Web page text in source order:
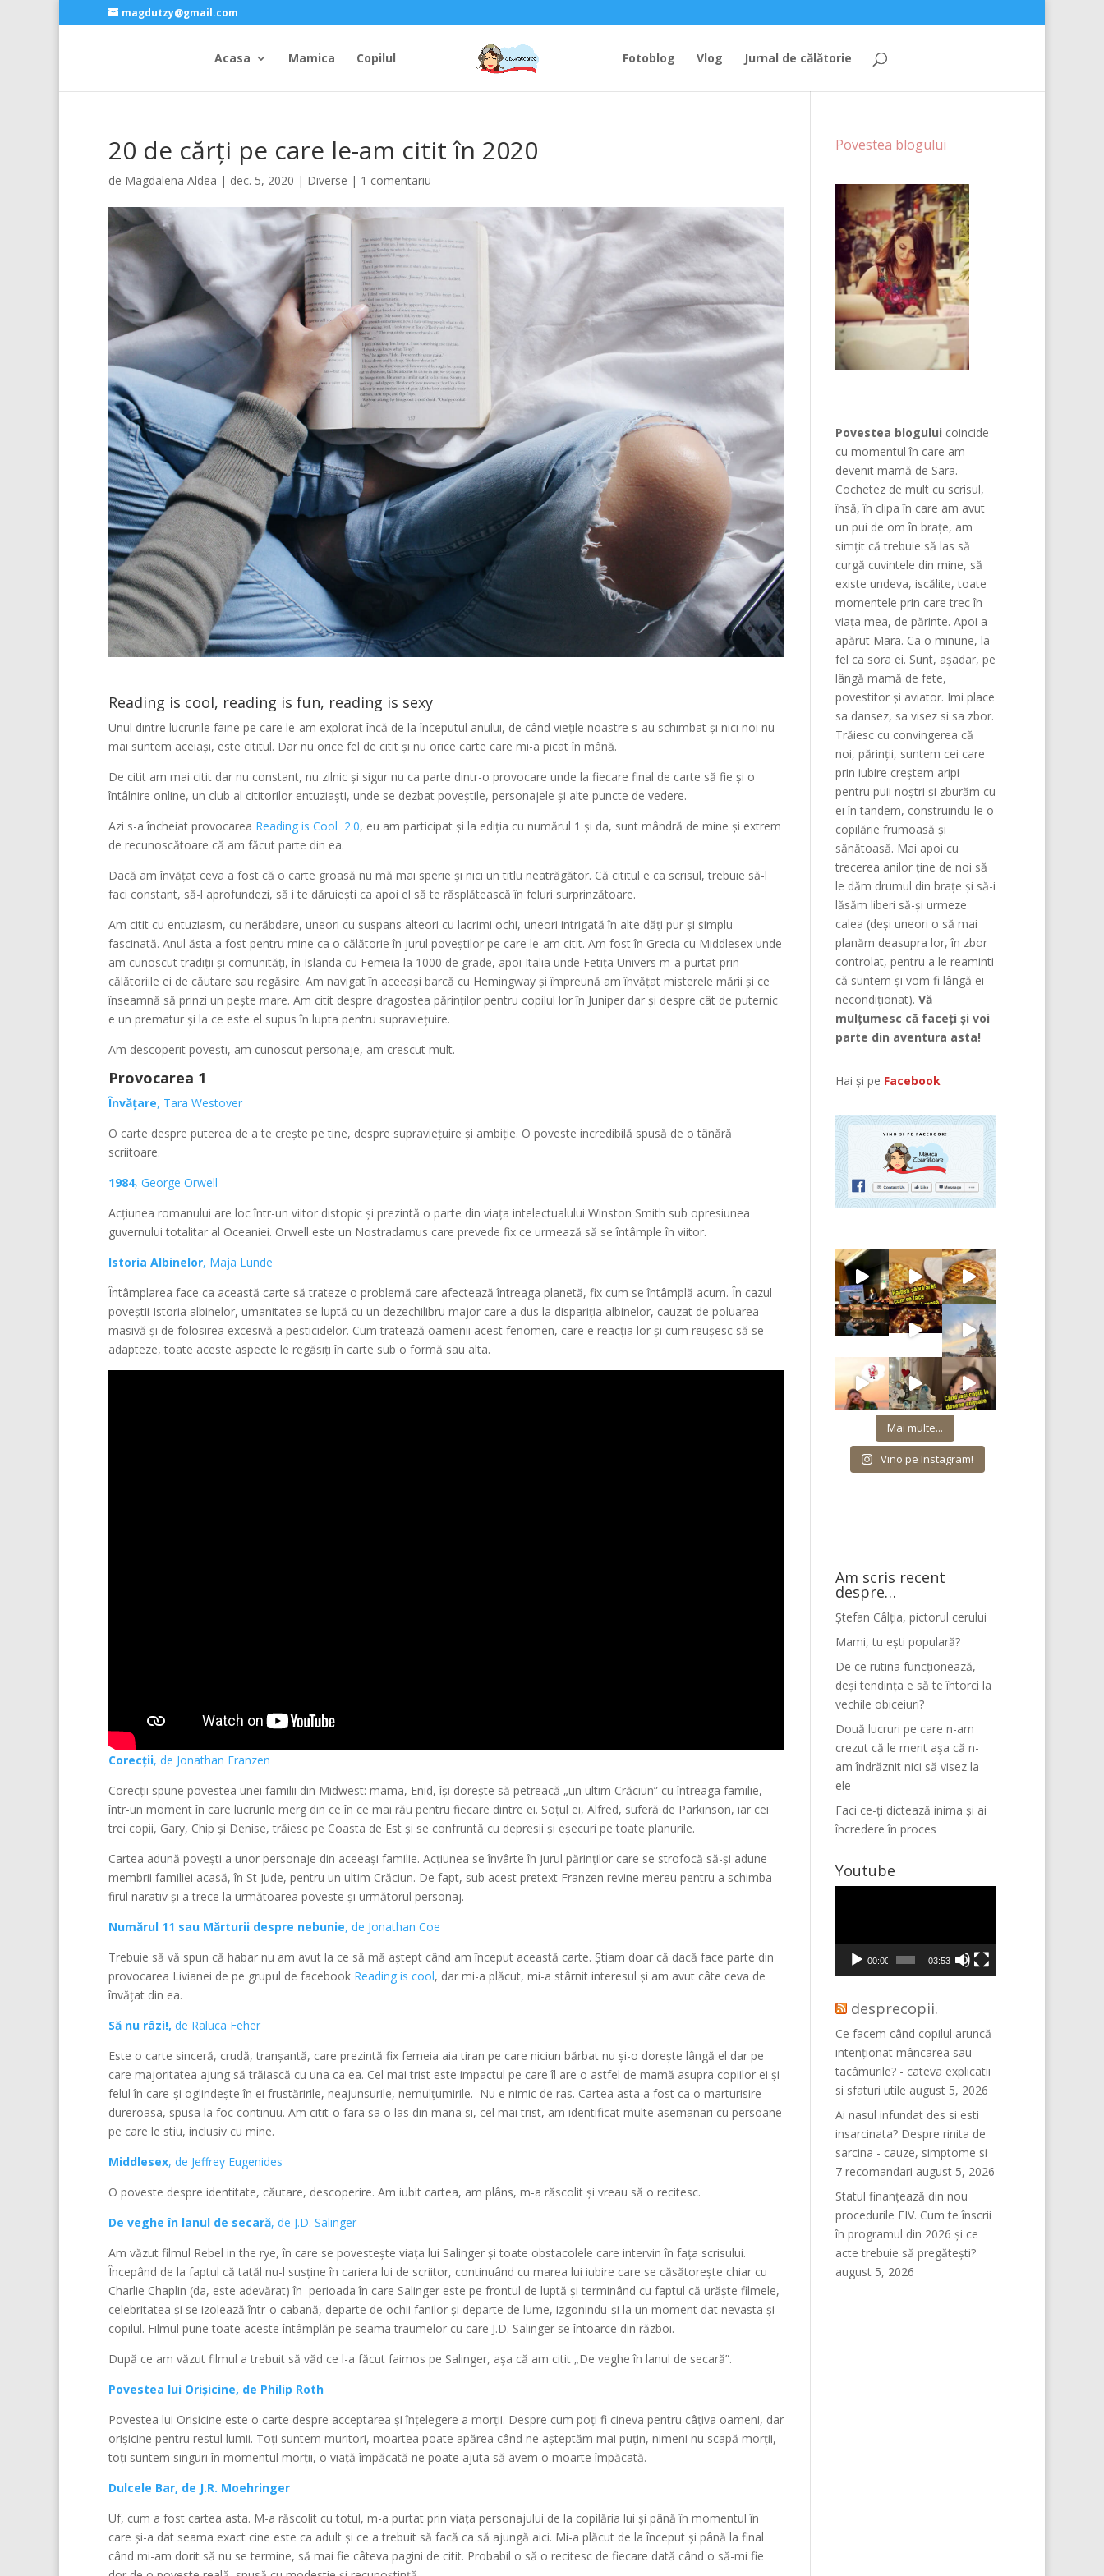
magdutzy@gmail.com
Acasa Mamica Copilul Fotoblog Vlog Jurnal de călătorie
20 de cărți pe care le-am citit în 2020
de Magdalena Aldea | dec. 5, 2020 | Diverse | 1 comentariu
Reading is cool, reading is fun, reading is sexy
Unul dintre lucrurile faine pe care le-am explorat încă de la începutul anului, de când viețile noastre s-au schimbat și nici noi nu
mai suntem aceiași, este cititul. Dar nu orice fel de citit și nu orice carte care mi-a picat în mână.
De citit am mai citit dar nu constant, nu zilnic și sigur nu ca parte dintr-o provocare unde la fiecare final de carte să fie și o
întâlnire online, un club al cititorilor entuziaști, unde se dezbat poveștile, personajele și alte puncte de vedere.
Azi s-a încheiat provocarea Reading is Cool 2.0, eu am participat și la ediția cu numărul 1 și da, sunt mândră de mine și extrem
de recunoscătoare că am făcut parte din ea.
Dacă am învățat ceva a fost că o carte groasă nu mă mai sperie și nici un titlu neatrăgător. Că cititul e ca scrisul, trebuie să-l
faci constant, să-l aprofundezi, să i te dăruiești ca apoi el să te răsplătească în feluri surprinzătoare.
Am citit cu entuziasm, cu nerăbdare, uneori cu suspans alteori cu lacrimi ochi, uneori intrigată în alte dăți pur și simplu
fascinată. Anul ăsta a fost pentru mine ca o călătorie în jurul poveștilor pe care le-am citit. Am fost în Grecia cu Middlesex unde
am cunoscut tradiții și comunități, în Islanda cu Femeia la 1000 de grade, apoi Italia unde Fetița Univers m-a purtat prin
călătoriile ei de căutare sau regăsire. Am navigat în aceeași barcă cu Hemingway și împreună am învățat misterele mării și ce
înseamnă să prinzi un pește mare. Am citit despre dragostea părinților pentru copilul lor în Juniper dar și despre cât de puternic
e un prematur și la ce este el supus în lupta pentru supraviețuire.
Am descoperit povești, am cunoscut personaje, am crescut mult.
Provocarea 1
Învățare, Tara Westover
O carte despre puterea de a te crește pe tine, despre supraviețuire și ambiție. O poveste incredibilă spusă de o tânără
scriitoare.
1984, George Orwell
Acțiunea romanului are loc într-un viitor distopic și prezintă o parte din viața intelectualului Winston Smith sub opresiunea
guvernului totalitar al Oceaniei. Orwell este un Nostradamus care prevede fix ce urmează să se întâmple în viitor.
Istoria Albinelor, Maja Lunde
Întâmplarea face ca această carte să trateze o problemă care afectează întreaga planetă, fix cum se întâmplă acum. În cazul
poveștii Istoria albinelor, umanitatea se luptă cu un dezechilibru major care a dus la dispariția albinelor, cauzat de poluarea
masivă și de folosirea excesivă a pesticidelor. Cum tratează oamenii acest fenomen, care e reacția lor și cum reușesc să se
adapteze, toate aceste aspecte le regăsiți în carte sub o formă sau alta.
Corecții, de Jonathan Franzen
Corecții spune povestea unei familii din Midwest: mama, Enid, își dorește să petreacă „un ultim Crăciun” cu întreaga familie,
într-un moment în care lucrurile merg din ce în ce mai rău pentru fiecare dintre ei. Soțul ei, Alfred, suferă de Parkinson, iar cei
trei copii, Gary, Chip și Denise, trăiesc pe Coasta de Est și se confruntă cu depresii și eșecuri pe toate planurile.
Cartea adună povești a unor personaje din aceeași familie. Acțiunea se învârte în jurul părinților care se strofocă să-și adune
membrii familiei acasă, în St Jude, pentru un ultim Crăciun. De fapt, sub acest pretext Franzen revine mereu pentru a schimba
firul narativ și a trece la următoarea poveste și următorul personaj.
Numărul 11 sau Mărturii despre nebunie, de Jonathan Coe
Trebuie să vă spun că habar nu am avut la ce să mă aștept când am început această carte. Știam doar că dacă face parte din
provocarea Livianei de pe grupul de facebook Reading is cool, dar mi-a plăcut, mi-a stârnit interesul și am avut câte ceva de
învățat din ea.
Să nu râzi!, de Raluca Feher
Este o carte sinceră, crudă, tranșantă, care prezintă fix femeia aia tiran pe care niciun bărbat nu și-o dorește lângă el dar pe
care majoritatea ajung să trăiască cu una ca ea. Cel mai trist este impactul pe care îl are o astfel de mamă asupra copiilor ei și
felul în care-și oglindește în ei frustăririle, neajunsurile, nemulțumirile. Nu e nimic de ras. Cartea asta a fost ca o marturisire
dureroasa, spusa la foc continuu. Am citit-o fara sa o las din mana si, cel mai trist, am identificat multe asemanari cu persoane
pe care le stiu, inclusiv cu mine.
Middlesex, de Jeffrey Eugenides
O poveste despre identitate, căutare, descoperire. Am iubit cartea, am plâns, m-a răscolit și vreau să o recitesc.
De veghe în lanul de secară, de J.D. Salinger
Am văzut filmul Rebel in the rye, în care se povestește viața lui Salinger și toate obstacolele care intervin în fața scrisului.
Începând de la faptul că tatăl nu-l susține în cariera lui de scriitor, continuând cu marea lui iubire care se căsătorește chiar cu
Charlie Chaplin (da, este adevărat) în perioada în care Salinger este pe frontul de luptă și terminând cu faptul că urăște filmele,
celebritatea și se izolează într-o cabană, departe de ochii fanilor și departe de lume, izgonindu-și la un moment dat nevasta și
copilul. Filmul pune toate aceste întâmplări pe seama traumelor cu care J.D. Salinger se întoarce din război.
După ce am văzut filmul a trebuit să văd ce l-a făcut faimos pe Salinger, așa că am citit „De veghe în lanul de secară”.
Povestea lui Orișicine, de Philip Roth
Povestea lui Orișicine este o carte despre acceptarea și înțelegere a morții. Despre cum poți fi cineva pentru câțiva oameni, dar
orișicine pentru restul lumii. Toți suntem muritori, moartea poate apărea când ne așteptăm mai puțin, nimeni nu scapă morții,
toți suntem singuri în momentul morții, o viață împăcată ne poate ajuta să avem o moarte împăcată.
Dulcele Bar, de J.R. Moehringer
Uf, cum a fost cartea asta. M-a răscolit cu totul, m-a purtat prin viața personajului de la copilăria lui și până în momentul în
care și-a dat seama exact cine este ca adult și ce a trebuit să facă ca să ajungă aici. Mi-a plăcut de la început și până la final
când mi-am dorit să nu se termine, să mai fie câteva pagini de citit. Probabil o să o recitesc de fiecare dată când o să-mi fie
Povestea blogului
Povestea blogului coincide
cu momentul în care am
devenit mamă de Sara.
Cochetez de mult cu scrisul,
însă, în clipa în care am avut
un pui de om în brațe, am
simțit că trebuie să las să
curgă cuvintele din mine, să
existe undeva, iscălite, toate
momentele prin care trec în
viața mea, de părinte. Apoi a
apărut Mara. Ca o minune, la
fel ca sora ei. Sunt, așadar, pe
lângă mamă de fete,
povestitor și aviator. Imi place
sa dansez, sa visez si sa zbor.
Trăiesc cu convingerea că
noi, părinţii, suntem cei care
prin iubire creştem aripi
pentru puii noştri şi zburăm cu
ei în tandem, construindu-le o
copilărie frumoasă şi
sănătoasă. Mai apoi cu
trecerea anilor ține de noi să
le dăm drumul din braţe și să-i
lăsăm liberi să-și urmeze
calea (deşi uneori o să mai
planăm deasupra lor, în zbor
controlat, pentru a le reaminti
că suntem şi vom fi lângă ei
necondiţionat). Vă
mulțumesc că faceți și voi
parte din aventura asta!
Hai și pe Facebook
Mai multe...
Vino pe Instagram!
Am scris recent
despre…
Ștefan Câlția, pictorul cerului
Mami, tu ești populară?
De ce rutina funcționează,
deși tendința e să te întorci la
vechile obiceiuri?
Două lucruri pe care n-am
crezut că le merit așa că n-
am îndrăznit nici să visez la
ele
Faci ce-ți dictează inima și ai
încredere în proces
Youtube
00:00 03:53
desprecopii.
Ce facem când copilul aruncă
intenționat mâncarea sau
tacâmurile? - cateva explicatii
si sfaturi utile august 5, 2026
Ai nasul infundat des si esti
insarcinata? Despre rinita de
sarcina - cauze, simptome si
7 recomandari august 5, 2026
Statul finanțează din nou
procedurile FIV. Cum te înscrii
în programul din 2026 și ce
acte trebuie să pregătești?
august 5, 2026